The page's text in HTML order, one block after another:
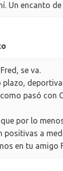
Un encanto
se va.
pasó con
por lo
positivas a
en tu amigo